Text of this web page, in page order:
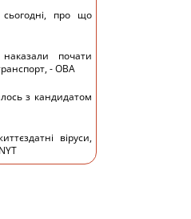
про що
почати
- ОВА
з кандидатом
віруси,